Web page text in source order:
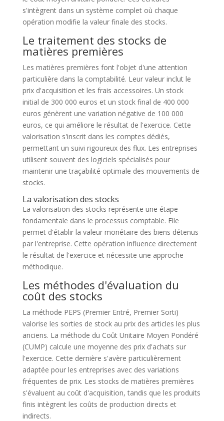
s'intègrent dans un système complet où chaque
opération modifie la valeur finale des stocks.
Le traitement des stocks de
matières premières
Les matières premières font l'objet d'une attention
particulière dans la comptabilité. Leur valeur inclut le
prix d'acquisition et les frais accessoires. Un stock
initial de 300 000 euros et un stock final de 400 000
euros génèrent une variation négative de 100 000
euros, ce qui améliore le résultat de l'exercice. Cette
valorisation s'inscrit dans les comptes dédiés,
permettant un suivi rigoureux des flux. Les entreprises
utilisent souvent des logiciels spécialisés pour
maintenir une traçabilité optimale des mouvements de
stocks.
La valorisation des stocks
La valorisation des stocks représente une étape
fondamentale dans le processus comptable. Elle
permet d'établir la valeur monétaire des biens détenus
par l'entreprise. Cette opération influence directement
le résultat de l'exercice et nécessite une approche
méthodique.
Les méthodes d'évaluation du
coût des stocks
La méthode PEPS (Premier Entré, Premier Sorti)
valorise les sorties de stock au prix des articles les plus
anciens. La méthode du Coût Unitaire Moyen Pondéré
(CUMP) calcule une moyenne des prix d'achats sur
l'exercice. Cette dernière s'avère particulièrement
adaptée pour les entreprises avec des variations
fréquentes de prix. Les stocks de matières premières
s'évaluent au coût d'acquisition, tandis que les produits
finis intègrent les coûts de production directs et
indirects.